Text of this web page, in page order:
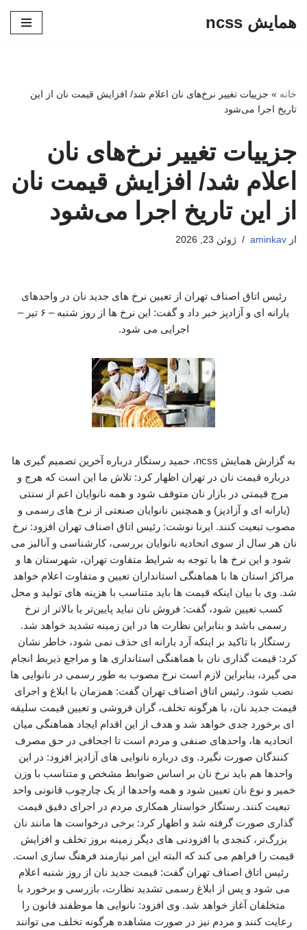
همایش ncss
خانه » جزییات تغییر نرخ‌های نان اعلام شد/ افزایش قیمت نان از این
تاریخ اجرا می‌شود
جزییات تغییر نرخ‌های نان
اعلام شد/ افزایش قیمت نان
از این تاریخ اجرا می‌شود
از aminkav ژوئن 23, 2026
رئیس اتاق اصناف تهران از تعیین نرخ های جدید نان در واحدهای
یارانه‌ ای و آزادپز خبر داد و گفت: این نرخ ها از روز شنبه – ۶ تیر –
اجرایی می شود.
به گزارش همایش ncss، حمید رستگار درباره آخرین تصمیم گیری ها
درباره قیمت نان در تهران اظهار کرد: تلاش ما این است که هرج‌ و
مرج قیمتی در بازار نان متوقف شود و همه نانوایان اعم از سنتی
(یارانه ای و آزادپز) و همچنین نانوایان صنعتی از نرخ‌ های رسمی و
مصوب تبعیت کنند. ایرنا نوشت: رئیس اتاق اصناف تهران افزود: نرخ
نان هر سال از سوی اتحادیه نانوایان بررسی، کارشناسی و آنالیز می
شود و این نرخ‌ ها با توجه به شرایط متفاوت تهران، شهرستان‌ ها و
مراکز استان‌ ها با هماهنگی استانداران تعیین و متفاوت اعلام خواهد
شد. وی با بیان اینکه قیمت‌ ها باید متناسب با هزینه‌ های تولید و محل
کسب تعیین شود، گفت: فروش نان نباید پایین‌تر یا بالاتر از نرخ
رسمی باشد و بنابراین نظارت‌ ها در این زمینه تشدید خواهد شد.
رستگار با تاکید بر اینکه آرد یارانه‌ ای حذف نمی‌ شود، خاطر نشان
کرد: قیمت‌ گذاری نان با هماهنگی استانداری‌ ها و مراجع ذیربط انجام
می‌ گیرد، بنابراین لازم است نرخ مصوب به‌ طور رسمی در نانوایی‌ ها
نصب شود. رئیس اتاق اصناف تهران گفت: همزمان با ابلاغ و اجرای
قیمت جدید نان، با هرگونه تخلف، گران‌ فروشی و تعیین قیمت سلیقه‌
ای برخورد جدی خواهد شد و هدف از این اقدام ایجاد هماهنگی میان
اتحادیه‌ ها، واحدهای صنفی و مردم است تا اجحافی در حق مصرف‌
کنندگان صورت نگیرد. وی درباره نانوایی‌ های آزادپز افزود: در این
واحدها هم باید نرخ نان بر اساس ضوابط مشخص و متناسب با وزن
خمیر و نوع نان تعیین شود و همه واحدها از یک چارچوب قانونی واحد
تبعیت کنند. رستگار خواستار همکاری مردم در اجرای دقیق قیمت
گذاری صورت گرفته شد و اظهار کرد: برخی درخواست‌ ها مانند نان
بزرگ‌تر، کنجدی یا افزودنی‌ های دیگر زمینه بروز تخلف و افزایش
قیمت را فراهم می‌ کند که البته این امر نیازمند فرهنگ‌ سازی است.
رئیس اتاق اصناف تهران گفت: قیمت جدید نان از روز شنبه اعلام
می‌ شود و پس از ابلاغ رسمی تشدید نظارت، بازرسی و برخورد با
متخلفان آغاز خواهد شد. وی افزود: نانوایی‌ ها موظفند قانون را
رعایت کنند و مردم نیز در صورت مشاهده هرگونه تخلف می‌ توانند